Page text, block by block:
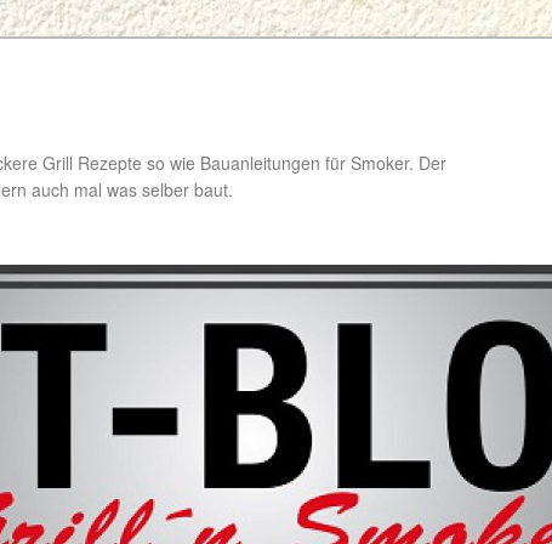
Grill Rezepte so wie Bauanleitungen für Smoker. Der
auch mal was selber baut.